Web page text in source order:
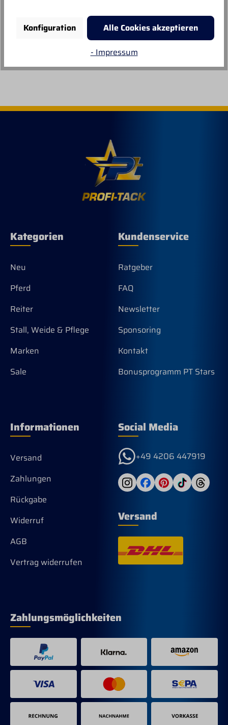
Ware.sehr zu empfehlen, top!
Kategorien
Neu
Pferd
Reiter
Stall, Weide & Pflege
Marken
Sale
Kundenservice
Ratgeber
FAQ
Newsletter
Sponsoring
Kontakt
Bonusprogramm PT Stars
Informationen
Versand
Zahlungen
Rückgabe
Widerruf
AGB
Vertrag widerrufen
Social Media
+49 4206 447919
Versand
Zahlungsmöglichkeiten
Konfiguration
Alle Cookies akzeptieren
- Impressum